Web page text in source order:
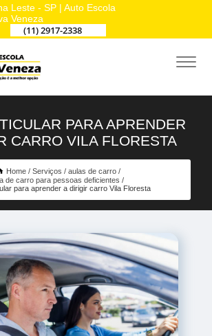
Leste - SP | Auto Escola
Veneza
(11) 2917-2338
PARA APRENDER
CARRO VILA FLORESTA
Home Serviços
aulas de carro
de carro para pessoas deficientes
para aprender a dirigir carro Vila Floresta